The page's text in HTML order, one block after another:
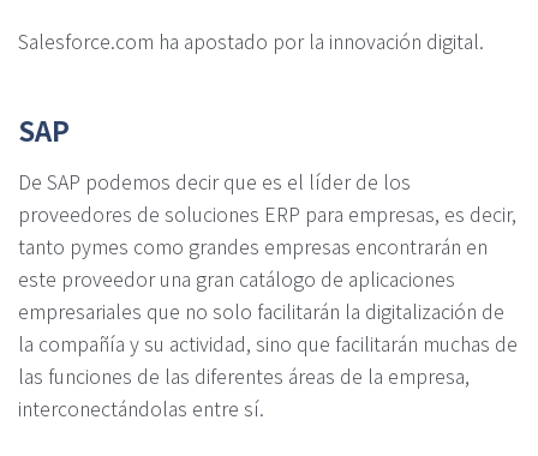
Salesforce.com ha apostado por la innovación digital.
SAP
De SAP podemos decir que es el líder de los
proveedores de soluciones ERP para empresas, es decir,
tanto pymes como grandes empresas encontrarán en
este proveedor una gran catálogo de aplicaciones
empresariales que no solo facilitarán la digitalización de
la compañía y su actividad, sino que facilitarán muchas de
las funciones de las diferentes áreas de la empresa,
interconectándolas entre sí.